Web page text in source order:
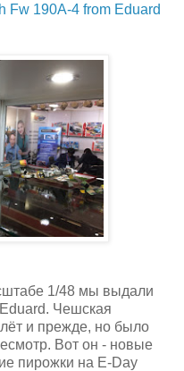
Fw 190A-4 from Eduard
1/48 мы выдали
Чешская
и прежде, но было
Вот он - новые
пирожки на E-Day